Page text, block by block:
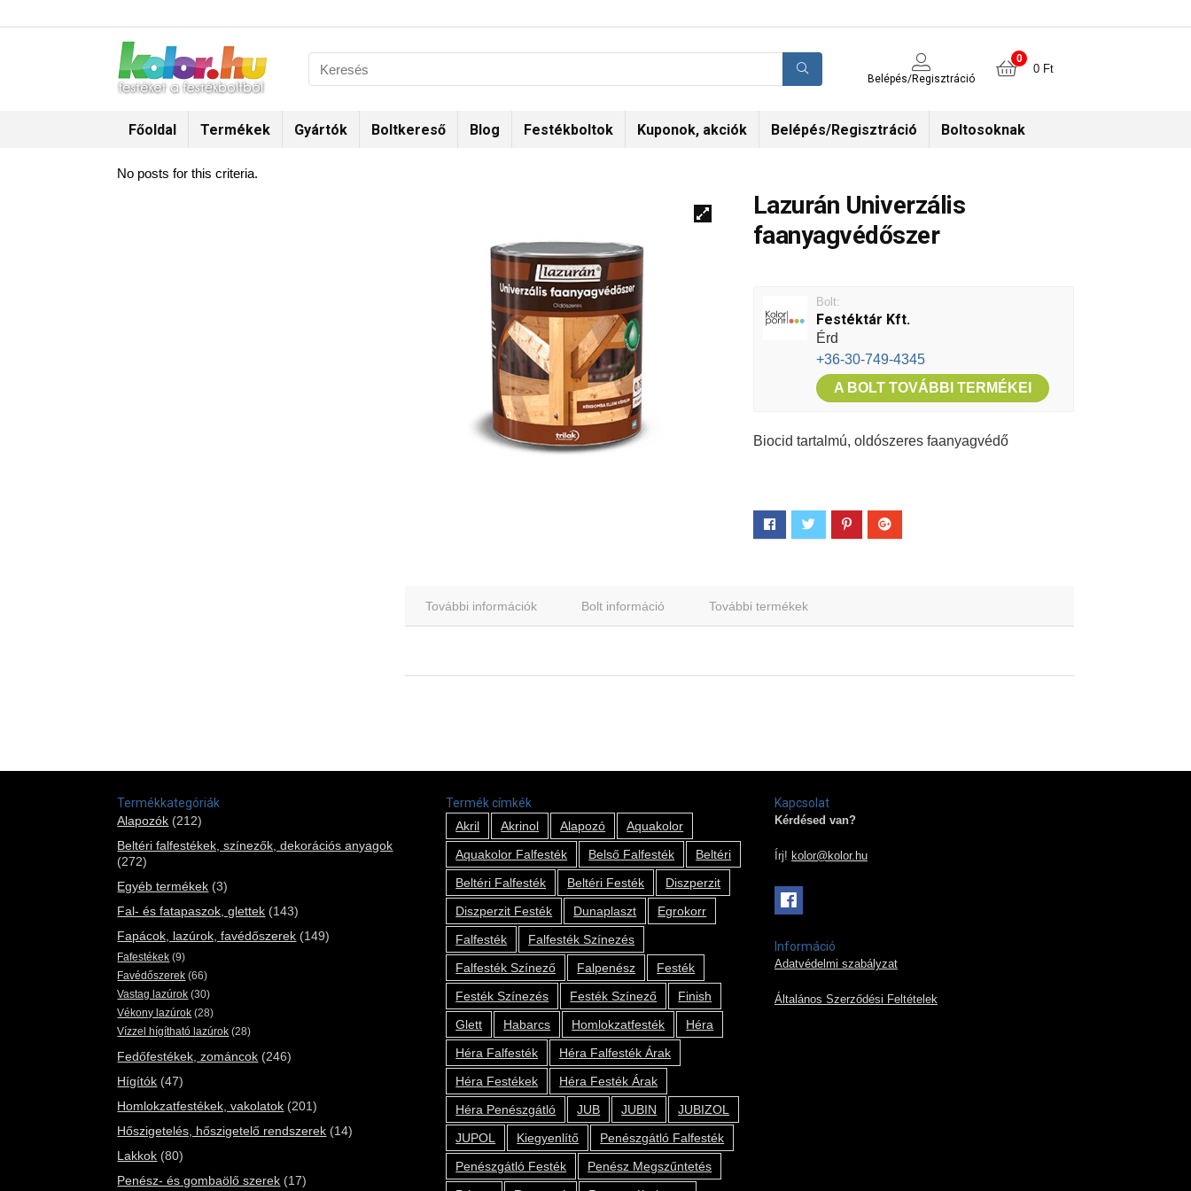
Belépés/Regisztráció
0
0 Ft
Főoldal Termékek Gyártók Boltkereső Blog Festékboltok Kuponok, akciók Belépés/Regisztráció Boltosoknak
Lazurán Univerzális
faanyagvédőszer
Bolt:
Festéktár Kft.
Érd
+36-30-749-4345
A BOLT TOVÁBBI TERMÉKEI
Biocid tartalmú, oldószeres faanyagvédő
További információk Bolt információ További termékek
No posts for this criteria.
Termékkategóriák
Alapozók (212)
Beltéri falfestékek, színezők, dekorációs anyagok
(272)
Egyéb termékek (3)
Fal- és fatapaszok, glettek (143)
Fapácok, lazúrok, favédőszerek (149)
Fafestékek (9)
Favédőszerek (66)
Vastag lazúrok (30)
Vékony lazúrok (28)
Vízzel hígítható lazúrok (28)
Fedőfestékek, zománcok (246)
Hígítók (47)
Homlokzatfestékek, vakolatok (201)
Hőszigetelés, hőszigetelő rendszerek (14)
Lakkok (80)
Penész- és gombaölő szerek (17)
Termék címkék
Akril
Akrinol Alapozó
Aquakolor
Aquakolor Falfesték
Belső Falfesték
Beltéri
Beltéri Falfesték
Beltéri Festék
Diszperzit
Diszperzit Festék
Dunaplaszt
Egrokorr
Falfesték
Falfesték Színezés
Falfesték Színező
Falpenész
Festék
Festék Színezés
Festék Színező
Finish
Glett
Habarcs Homlokzatfesték
Héra
Héra Falfesték
Héra Falfesték Árak
Héra Festékek
Héra Festék Árak
Héra Penészgátló
JUB JUBIN
JUBIZOL
JUPOL
Kiegyenlítő
Penészgátló Falfesték
Penészgátló Festék
Penész Megszűntetés
Kapcsolat
Kérdésed van?
Írj! kolor@kolor.hu
Információ
Adatvédelmi szabályzat
Általános Szerződési Feltételek